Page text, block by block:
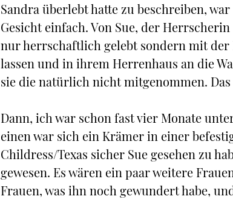
Sandra überlebt hatte zu beschreiben,
Gesicht einfach. Von Sue, der
nur herrschaftlich gelebt sondern mit der
lassen und in ihrem Herrenhaus an die
sie die natürlich nicht mitgenommen.
Dann, ich war schon fast vier Monate
einen war sich ein Krämer in einer
Childress/Texas sicher Sue gesehen zu
gewesen. Es wären ein paar weitere
Frauen, was ihn noch gewundert habe,